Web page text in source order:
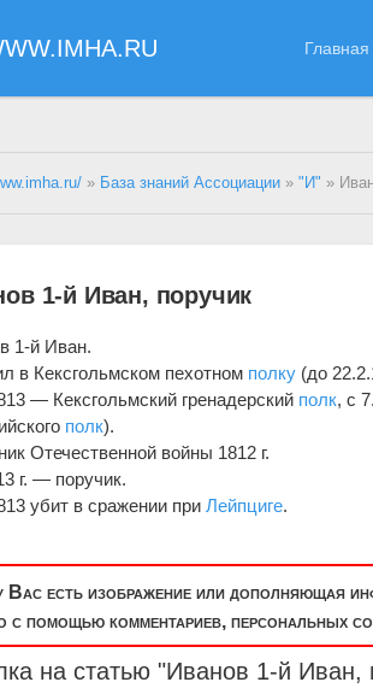
Главная
» База знаний Ассоциации »"И" »
1-й Иван, поручик
1-й Иван.
в Кексгольмском пехотном полку (до
— Кексгольмский гренадерский полк, с
полк).
Отечественной войны 1812 г.
г. — поручик.
убит в сражении приЛейпциге.
Вас есть изображение или дополняющая
с помощью комментариев, персональных
на статью "Иванов 1-й Иван,